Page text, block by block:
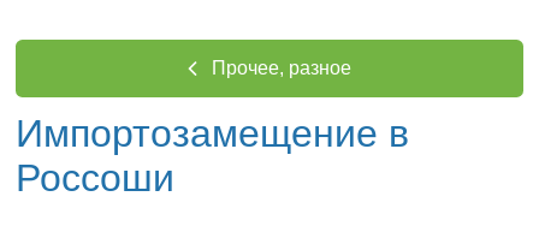
Прочее, разное
Импортозамещение в
Россоши